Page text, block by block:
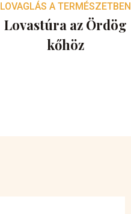
LOVAGLÁS A TERMÉSZETBEN
Lovastúra az Ördög
kőhöz